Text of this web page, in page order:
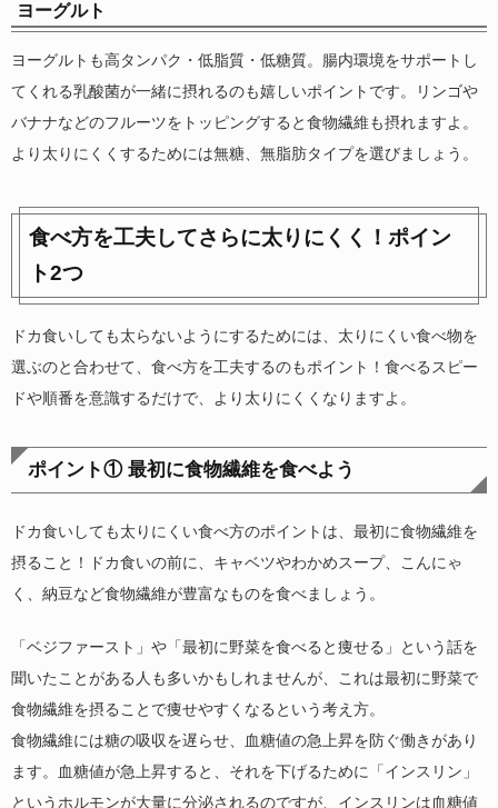
ヨーグルト
ヨーグルトも高タンパク・低脂質・低糖質。腸内環境をサポートし
てくれる乳酸菌が一緒に摂れるのも嬉しいポイントです。リンゴや
バナナなどのフルーツをトッピングすると食物繊維も摂れますよ。
より太りにくくするためには無糖、無脂肪タイプを選びましょう。
食べ方を工夫してさらに太りにくく！ポイン
ト2つ
ドカ食いしても太らないようにするためには、太りにくい食べ物を
選ぶのと合わせて、食べ方を工夫するのもポイント！食べるスピー
ドや順番を意識するだけで、より太りにくくなりますよ。
ポイント① 最初に食物繊維を食べよう
ドカ食いしても太りにくい食べ方のポイントは、最初に食物繊維を
摂ること！ドカ食いの前に、キャベツやわかめスープ、こんにゃ
く、納豆など食物繊維が豊富なものを食べましょう。
「ベジファースト」や「最初に野菜を食べると痩せる」という話を
聞いたことがある人も多いかもしれませんが、これは最初に野菜で
食物繊維を摂ることで痩せやすくなるという考え方。
食物繊維には糖の吸収を遅らせ、血糖値の急上昇を防ぐ働きがあり
ます。血糖値が急上昇すると、それを下げるために「インスリン」
というホルモンが大量に分泌されるのですが、インスリンは血糖値